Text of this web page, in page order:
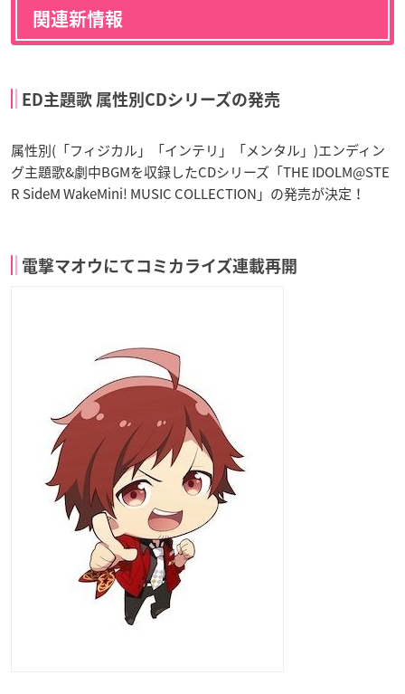
関連新情報
ED主題歌 属性別CDシリーズの発売
属性別(「フィジカル」「インテリ」「メンタル」)エンディン
グ主題歌&劇中BGMを収録したCDシリーズ「THE IDOLM@STE
R SideM WakeMini! MUSIC COLLECTION」の発売が決定！
電撃マオウにてコミカライズ連載再開